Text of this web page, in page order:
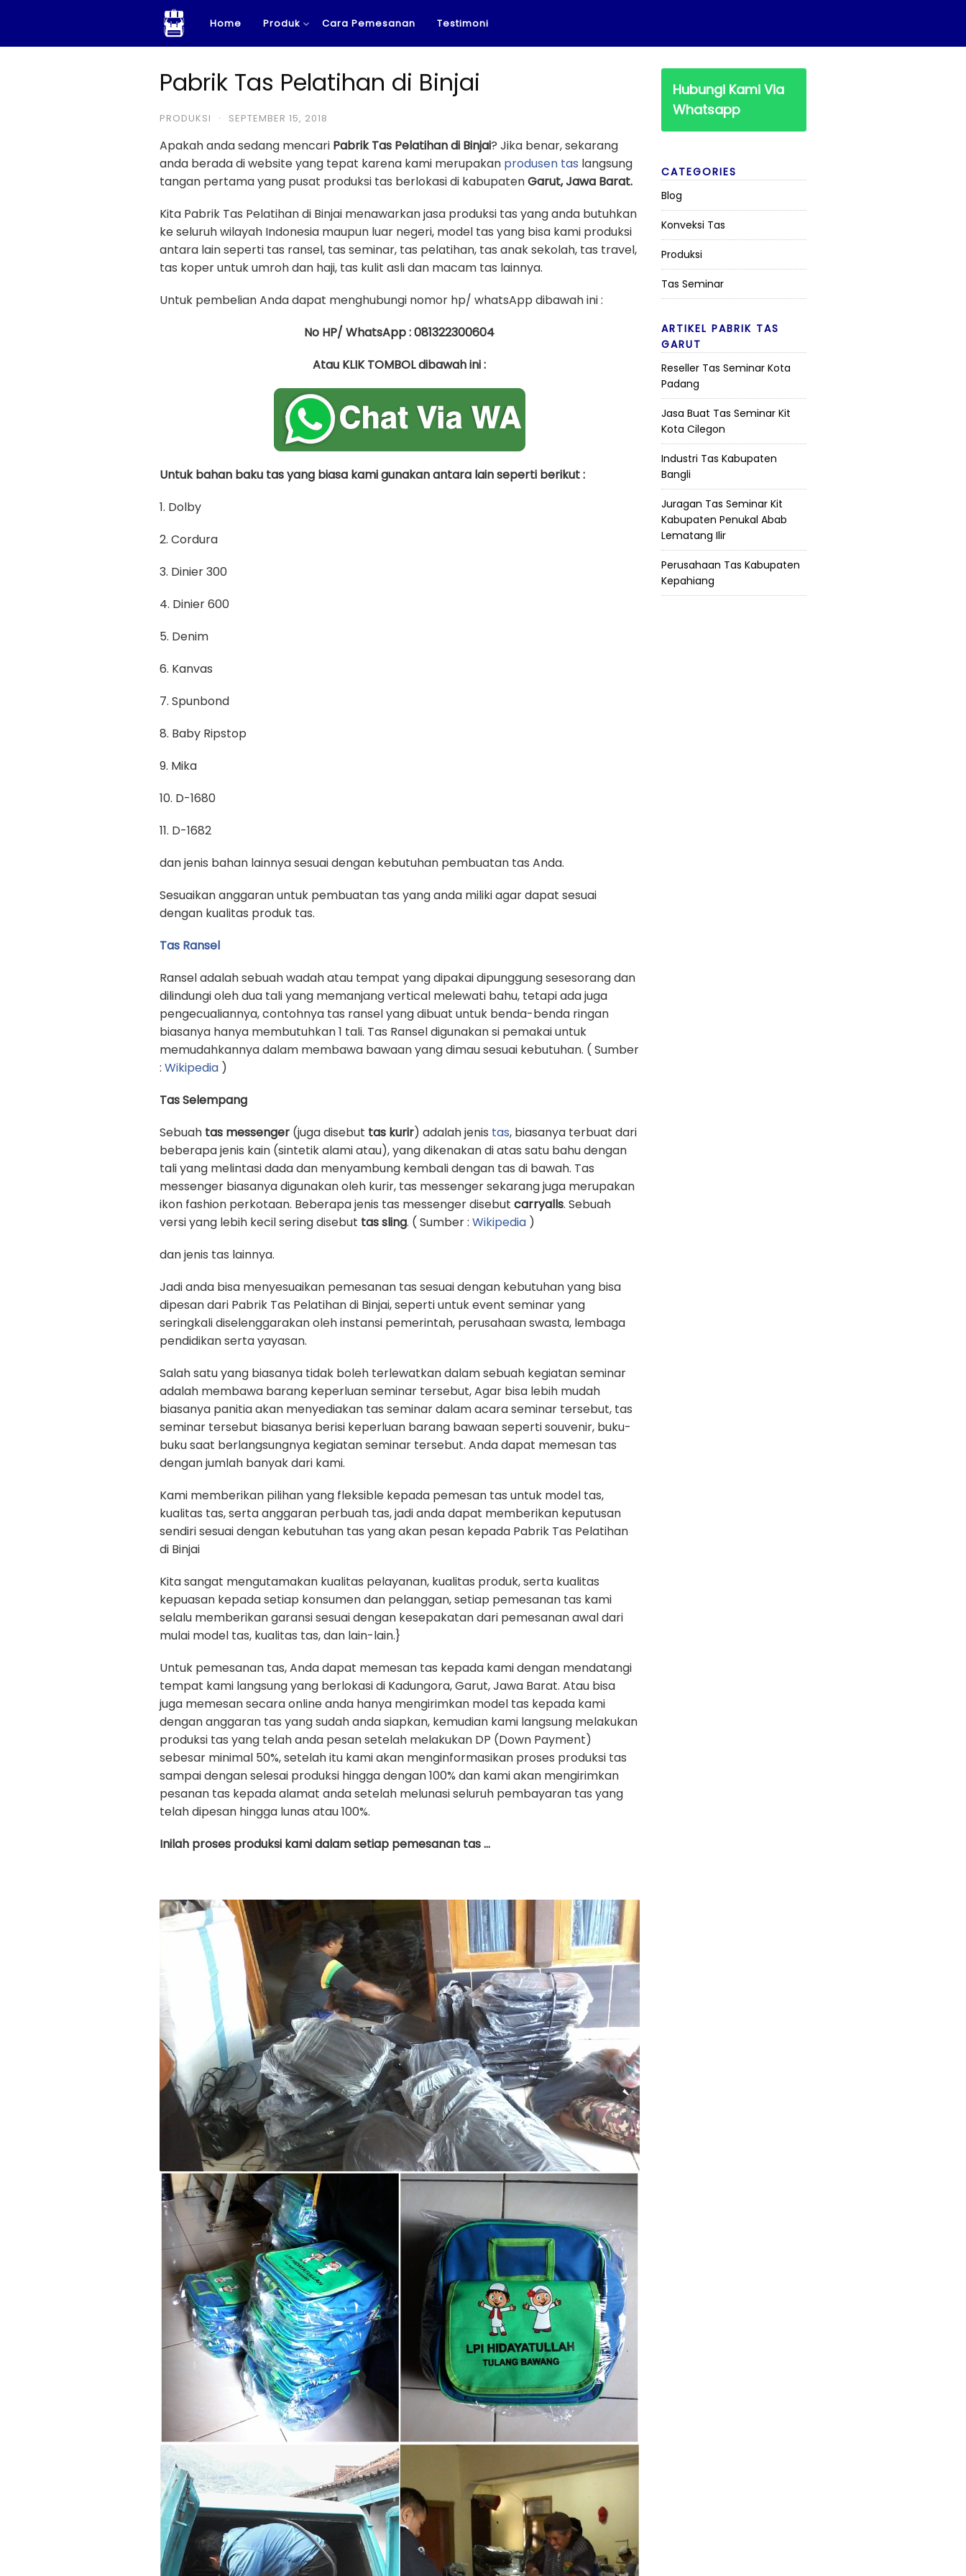
content
Home Produk Cara Pemesanan Testimoni
Pabrik Tas Pelatihan di Binjai
PRODUKSI · SEPTEMBER 15, 2018
Apakah anda sedang mencari Pabrik Tas Pelatihan di Binjai? Jika benar, sekarang
anda berada di website yang tepat karena kami merupakan produsen tas langsung
tangan pertama yang pusat produksi tas berlokasi di kabupatenGarut, Jawa Barat.
Kita Pabrik Tas Pelatihan di Binjai menawarkan jasa produksi tas yang anda butuhkan
ke seluruh wilayah Indonesia maupun luar negeri, model tas yang bisa kami produksi
antara lain seperti tas ransel, tas seminar, tas pelatihan, tas anak sekolah, tas travel,
tas koper untuk umroh dan haji, tas kulit asli dan macam tas lainnya.
Untuk pembelian Anda dapat menghubungi nomor hp/ whatsApp dibawah ini :
No HP/ WhatsApp : 081322300604
Atau KLIK TOMBOL dibawah ini :
Untuk bahan baku tas yang biasa kami gunakan antara lain seperti berikut :
1. Dolby
2. Cordura
3. Dinier 300
4. Dinier 600
5. Denim
6. Kanvas
7. Spunbond
8. Baby Ripstop
9. Mika
10. D-1680
11. D-1682
dan jenis bahan lainnya sesuai dengan kebutuhan pembuatan tas Anda.
Sesuaikan anggaran untuk pembuatan tas yang anda miliki agar dapat sesuai
dengan kualitas produk tas.
Tas Ransel
Ransel adalah sebuah wadah atau tempat yang dipakai dipunggung sesesorang dan
dilindungi oleh dua tali yang memanjang vertical melewati bahu, tetapi ada juga
pengecualiannya, contohnya tas ransel yang dibuat untuk benda-benda ringan
biasanya hanya membutuhkan 1 tali. Tas Ransel digunakan si pemakai untuk
memudahkannya dalam membawa bawaan yang dimau sesuai kebutuhan. ( Sumber
: Wikipedia )
Tas Selempang
Sebuah tas messenger (juga disebut tas kurir) adalah jenis tas, biasanya terbuat dari
beberapa jenis kain (sintetik alami atau), yang dikenakan di atas satu bahu dengan
tali yang melintasi dada dan menyambung kembali dengan tas di bawah. Tas
messenger biasanya digunakan oleh kurir, tas messenger sekarang juga merupakan
ikon fashion perkotaan. Beberapa jenis tas messenger disebut carryalls. Sebuah
versi yang lebih kecil sering disebut tas sling. ( Sumber : Wikipedia )
dan jenis tas lainnya.
Jadi anda bisa menyesuaikan pemesanan tas sesuai dengan kebutuhan yang bisa
dipesan dari Pabrik Tas Pelatihan di Binjai, seperti untuk event seminar yang
seringkali diselenggarakan oleh instansi pemerintah, perusahaan swasta, lembaga
pendidikan serta yayasan.
Salah satu yang biasanya tidak boleh terlewatkan dalam sebuah kegiatan seminar
adalah membawa barang keperluan seminar tersebut, Agar bisa lebih mudah
biasanya panitia akan menyediakan tas seminar dalam acara seminar tersebut, tas
seminar tersebut biasanya berisi keperluan barang bawaan seperti souvenir, buku-
buku saat berlangsungnya kegiatan seminar tersebut. Anda dapat memesan tas
dengan jumlah banyak dari kami.
Kami memberikan pilihan yang fleksible kepada pemesan tas untuk model tas,
kualitas tas, serta anggaran perbuah tas, jadi anda dapat memberikan keputusan
sendiri sesuai dengan kebutuhan tas yang akan pesan kepada Pabrik Tas Pelatihan
di Binjai
Kita sangat mengutamakan kualitas pelayanan, kualitas produk, serta kualitas
kepuasan kepada setiap konsumen dan pelanggan, setiap pemesanan tas kami
selalu memberikan garansi sesuai dengan kesepakatan dari pemesanan awal dari
mulai model tas, kualitas tas, dan lain-lain.}
Untuk pemesanan tas, Anda dapat memesan tas kepada kami dengan mendatangi
tempat kami langsung yang berlokasi di Kadungora, Garut, Jawa Barat. Atau bisa
juga memesan secara online anda hanya mengirimkan model tas kepada kami
dengan anggaran tas yang sudah anda siapkan, kemudian kami langsung melakukan
produksi tas yang telah anda pesan setelah melakukan DP (Down Payment)
sebesar minimal 50%, setelah itu kami akan menginformasikan proses produksi tas
sampai dengan selesai produksi hingga dengan 100% dan kami akan mengirimkan
pesanan tas kepada alamat anda setelah melunasi seluruh pembayaran tas yang
telah dipesan hingga lunas atau 100%.
Inilah proses produksi kami dalam setiap pemesanan tas …
Hubungi Kami Via
Whatsapp
CATEGORIES
Blog
Konveksi Tas
Produksi
Tas Seminar
ARTIKEL PABRIK TAS
GARUT
Reseller Tas Seminar Kota
Padang
Jasa Buat Tas Seminar Kit
Kota Cilegon
Industri Tas Kabupaten
Bangli
Juragan Tas Seminar Kit
Kabupaten Penukal Abab
Lematang Ilir
Perusahaan Tas Kabupaten
Kepahiang